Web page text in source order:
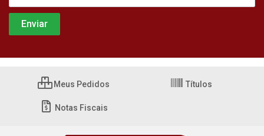
Meus Pedidos Títulos
Notas Fiscais